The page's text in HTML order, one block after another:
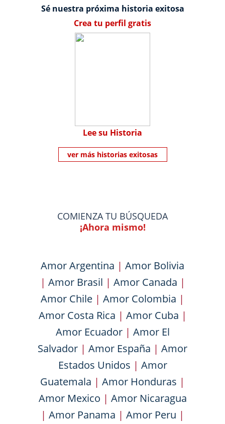
Sé nuestra próxima historia exitosa
Crea tu perfil gratis
Lee su Historia
ver más historias exitosas
COMIENZA TU BÚSQUEDA
¡Ahora mismo!
Amor Argentina | Amor Bolivia
| Amor Brasil | Amor Canada |
Amor Chile | Amor Colombia |
Amor Costa Rica | Amor Cuba |
Amor Ecuador| Amor El
Salvador | Amor España | Amor
Estados Unidos | Amor
Guatemala | Amor Honduras |
Amor Mexico | Amor Nicaragua
| Amor Panama | Amor Peru |